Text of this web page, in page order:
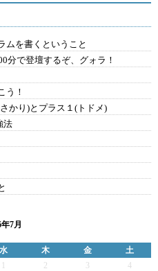
ムを書くということ
分で登壇するぞ、グォラ！
う！
かり)とプラス１(トドメ)
法
7月
水 木 金
土
2 3
4